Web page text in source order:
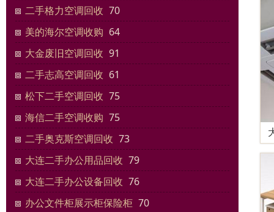
二手格力空调回收 70
美的海尔空调收购 64
大金废旧空调回收 91
二手志高空调回收 61
松下二手空调回收 75
海信二手空调收购 75
二手奥克斯空调回收 73
大连二手办公用品回收 79
大连二手办公设备回收 76
办公文件柜展示柜保险柜 70